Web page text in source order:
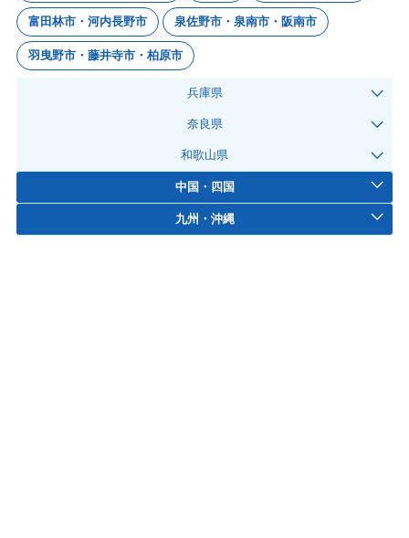
富田林市・河内長野市 泉佐野市・泉南市・阪南市
羽曳野市・藤井寺市・柏原市
兵庫県
奈良県
和歌山県
中国・四国
九州・沖縄